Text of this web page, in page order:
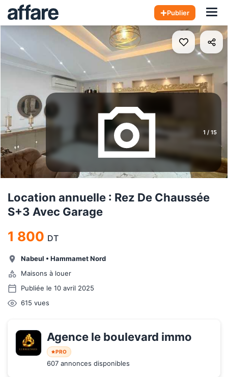
Publier
1 / 15
Location annuelle : Rez De Chaussée
S+3 Avec Garage
1 800 DT
Nabeul • Hammamet Nord
Maisons à louer
Publiée le 10 avril 2025
615 vues
Agence le boulevard immo
PRO
607 annonces disponibles